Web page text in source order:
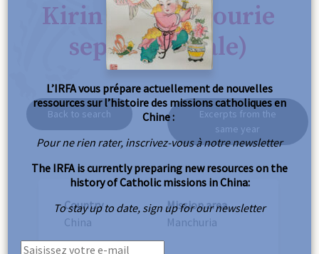
Kirin (Mandchourie
septentrionale)
Back to search
Excerpts from the
same year
Country
China
Mission area
Manchuria
L’IRFA vous prépare actuellement de nouvelles
ressources sur l’histoire des missions catholiques en
Chine :
Pour ne rien rater, inscrivez-vous à notre newsletter
The IRFA is currently preparing new resources on the
history of Catholic missions in China:
To stay up to date, sign up for our newsletter